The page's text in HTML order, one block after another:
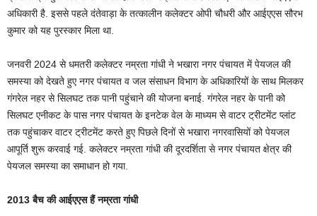
अधिकारी है. इससे पहले दंतेवाड़ा के तत्कालीन कलेक्टर ओपी चौधरी और आईएएस सौरभ
कुमार को यह पुरस्कार मिला था.
जनवरी 2024 से धमतरी कलेक्टर नम्रता गांधी ने भखारा नगर पंचायत में पेयजल की
समस्या को देखते हुए नगर पंचायत व जल संसाधन विभाग के अधिकारियों के साथ मिलकर
गंगरेल नहर से सिलघट तक पानी पहुंचाने की योजना बनाई. गंगरेल नहर के पानी को
सिलघट एनीकट के पास नगर पंचायत के इनटेक वेल के माध्यम से वाटर ट्रीटमेंट प्लांट
तक पहुंचाकर वाटर ट्रीटमेंट करते हुए पिछले दिनों से भखारा नगरवासियों को पेयजल
आपूर्ति शुरू करवाई गई. कलेक्टर नम्रता गांधी की दूरदर्शिता से नगर पंचायत क्षेत्र की
पेयजल समस्या का समाधान हो गया.
2013 बैच की आईएएस हैं नम्रता गांधी